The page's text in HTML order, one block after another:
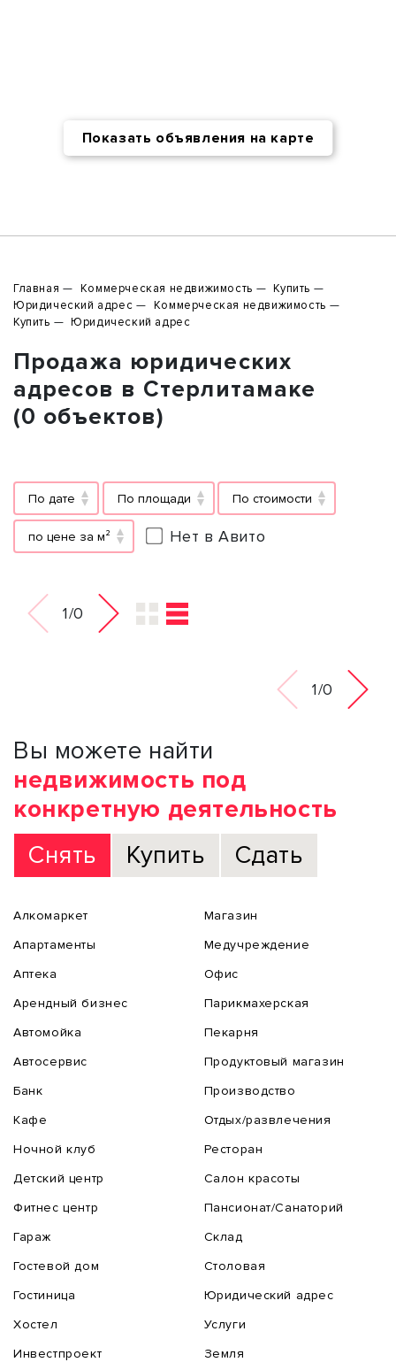
Показать объявления на карте
Главная Коммерческая недвижимость
Купить
Юридический адрес
Коммерческая недвижимость
Купить
Юридический адрес
Продажа юридических
адресов в Стерлитамаке
(0 объектов)
По дате По площади По стоимости
по цене за м² Нет в Авито
1/0
1/0
Вы можете найти
недвижимость под
конкретную деятельность
Снять
Купить Сдать
Алкомаркет
Апартаменты
Аптека
Арендный бизнес
Автомойка
Автосервис
Банк
Кафе
Ночной клуб
Детский центр
Фитнес центр
Гараж
Гостевой дом
Гостиница
Хостел
Инвестпроект
Магазин
Медучреждение
Офис
Парикмахерская
Пекарня
Продуктовый магазин
Производство
Отдых/развлечения
Ресторан
Салон красоты
Пансионат/Санаторий
Склад
Столовая
Юридический адрес
Услуги
Земля